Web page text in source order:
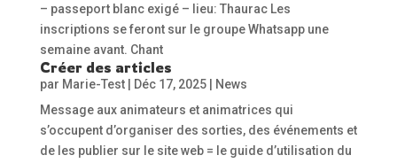
– passeport blanc exigé – lieu: Thaurac Les
inscriptions se feront sur le groupe Whatsapp une
semaine avant. Chant
Créer des articles
par Marie-Test| Déc 17, 2025|
News
Message aux animateurs et animatrices qui
s’occupent d’organiser des sorties, des événements et
de les publier sur le site web = le guide d’utilisation du